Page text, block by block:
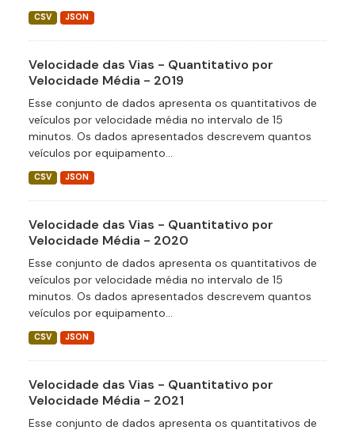
CSV JSON
Velocidade das Vias - Quantitativo por
Velocidade Média - 2019
Esse conjunto de dados apresenta os quantitativos de
veículos por velocidade média no intervalo de 15
minutos. Os dados apresentados descrevem quantos
veículos por equipamento...
CSV JSON
Velocidade das Vias - Quantitativo por
Velocidade Média - 2020
Esse conjunto de dados apresenta os quantitativos de
veículos por velocidade média no intervalo de 15
minutos. Os dados apresentados descrevem quantos
veículos por equipamento...
CSV JSON
Velocidade das Vias - Quantitativo por
Velocidade Média - 2021
Esse conjunto de dados apresenta os quantitativos de